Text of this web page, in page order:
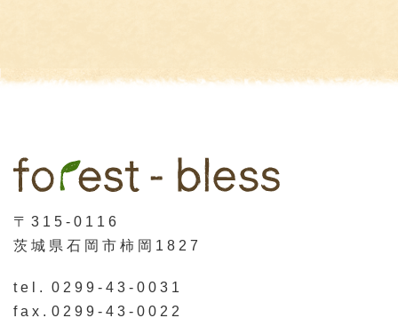
〒315-0116
茨城県石岡市柿岡1827
tel.
0299-43-0031
fax. 0299-43-0022